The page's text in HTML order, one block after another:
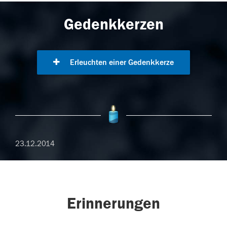
Gedenkkerzen
Erleuchten einer Gedenkkerze
23.12.2014
Erinnerungen